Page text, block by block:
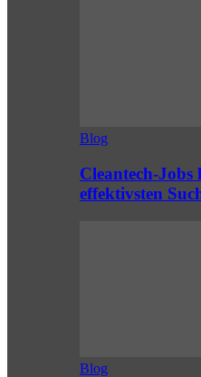
Blog
Cleantech-Jobs
effektivsten
Blog